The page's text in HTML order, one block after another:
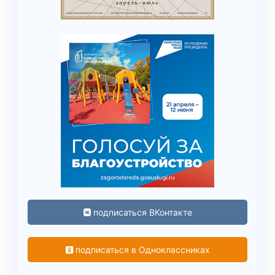
подписаться ВКонтакте
подписаться в Одноклассниках